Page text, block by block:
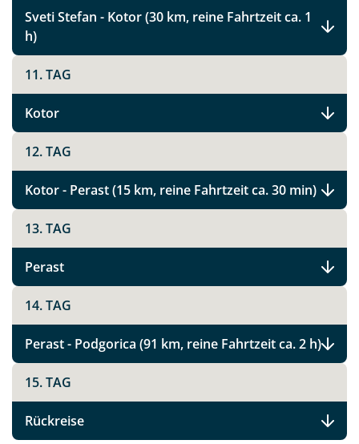
Instagram
X
WhatsApp
Telegram
per E-Mail senden
Link kopieren
Sveti Stefan - Kotor (30 km, reine Fahrtzeit ca. 1
h)
11. TAG
Kotor
12. TAG
Kotor - Perast (15 km, reine Fahrtzeit ca. 30 min)
13. TAG
Perast
14. TAG
Perast - Podgorica (91 km, reine Fahrtzeit ca. 2 h)
15. TAG
Rückreise